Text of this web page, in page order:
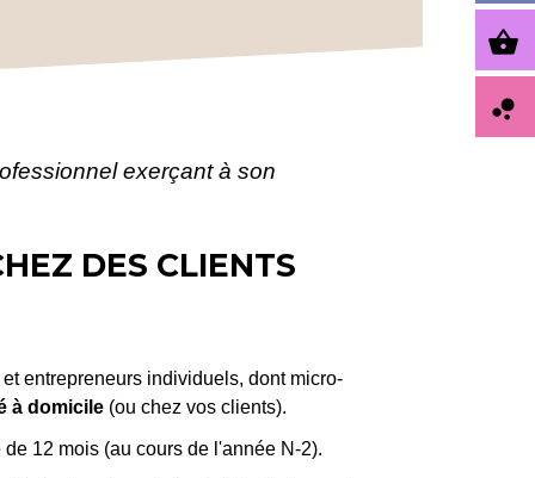
exerçant à son
DES CLIENTS
et entrepreneurs individuels, dont micro-
à domicile (ou chez vos clients).
12 mois (au cours de l'année N-2).
shopping_basket
bubble_chart